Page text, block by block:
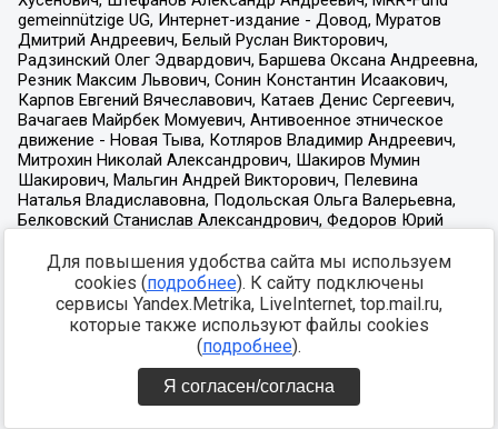
Для повышения удобства сайта мы используем
cookies (подробнее). К сайту подключены
сервисы Yandex.Metrika, LiveInternet, top.mail.ru,
которые также используют файлы cookies
(подробнее).
Я согласен/согласна